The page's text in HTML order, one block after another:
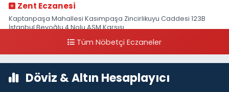
Zent Eczanesi
Kaptanpaşa Mahallesi Kasımpaşa Zincirlikuyu Caddesi 123B
İstanbul Beyoğlu 4 Nolu ASM Karşısı
0 (212) 297 96 92 Yol Tarifi Al
Tüm Nöbetçi Eczaneler
Döviz & Altın Hesaplayıcı